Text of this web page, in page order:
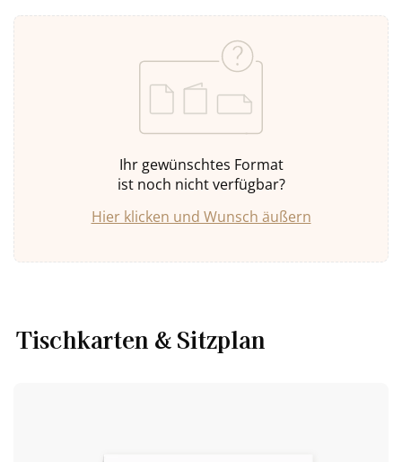
Ihr gewünschtes Format
ist noch nicht verfügbar?
Hier klicken und Wunsch äußern
Tischkarten & Sitzplan